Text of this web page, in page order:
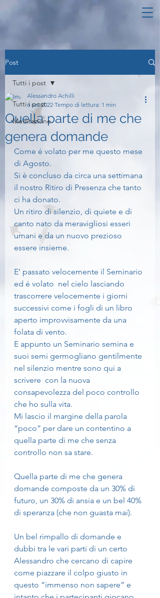
Post
Tutti i post
Meditazione
Tutti i post
Quella parte di me che
genera domande
Alessandro Achilli
6 set 2022 Tempo di lettura: 1 min
Come é volato per me questo mese
di Agosto.
Si è concluso da circa una settimana
il nostro Ritiro di Presenza che tanto
ci ha donato.
Un ritiro di silenzio, di quiete e di
canto nato da meravigliosi esseri
umani e da un nuovo prezioso
essere insieme.
E’ passato velocemente il Seminario
ed é volato  nel cielo lasciando
trascorrere velocemente i giorni
successivi come i fogli di un libro
aperto improvvisamente da una
folata di vento.
E appunto un Seminario semina e
suoi semi germogliano gentilmente
nel silenzio mentre sono qui a
scrivere  con la nuova
consapevolezza del poco controllo
che ho sulla vita.
Mi lascio il margine della parola
“poco” per dare un contentino a
quella parte di me che senza
controllo non sa stare.
Quella parte di me che genera
domande composte da un 30% di
futuro, un 30% di ansia e un bel 40%
di speranza (che non guasta mai).
Un bel rimpallo di domande e
dubbi tra le vari parti di un certo
Alessandro che cercano di capire
come piazzare il colpo giusto in
questo “immenso non sapere” e